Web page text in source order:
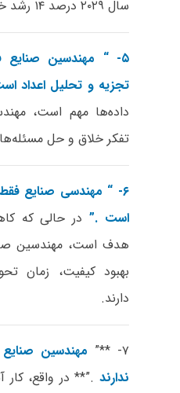
سال ۲۰۲۹ درصد ۱۴ رشد خواهد کرد.
۵- “
مهندسین صنایع
تجزیه و تحلیل اعداد
داده‌ها مهم است،
تفکر خلاق و حل
۶- “
مهندسی صنایع
است .” در حالی که
هدف است، مهندسین
بهبود کیفیت، زمان
دارند.
۷- **” مهندسین صنایع
ندارند .”** در واقع، کار